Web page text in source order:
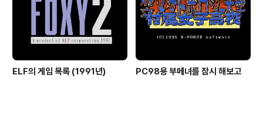
ELF의 게임 목록 (1991년) PC98용 부메녀를 잠시 해보고